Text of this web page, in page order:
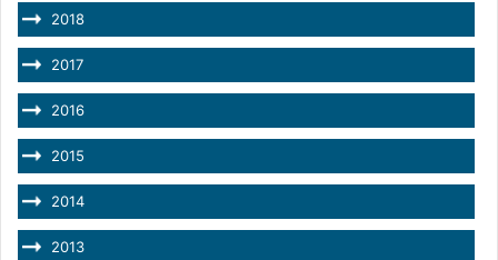
2018
2017
2016
2015
2014
2013